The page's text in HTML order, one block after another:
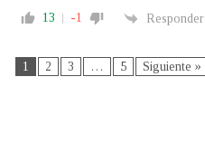
13 -1 Responder
1 2 3 … 5 Siguiente »